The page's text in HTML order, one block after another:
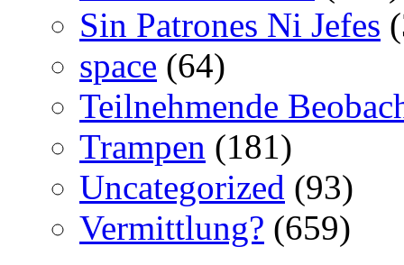
Sin Patrones Ni Jefes
space (64)
Teilnehmende
Trampen (181)
Uncategorized (93)
Vermittlung? (659)